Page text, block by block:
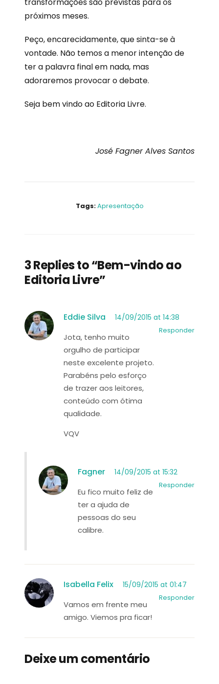
próximos meses.
Peço, encarecidamente, que sinta-se à
vontade. Não temos a menor intenção de
ter a palavra final em nada, mas
adoraremos provocar o debate.
Seja bem vindo ao Editoria Livre.
José Fagner Alves Santos
Tags:Apresentação
3 Replies to “Bem-vindo ao
Editoria Livre”
Eddie Silva 14/09/2015 at 14:38
Responder
Jota, tenho muito
orgulho de participar
neste excelente projeto.
Parabéns pelo esforço
de trazer aos leitores,
conteúdo com ótima
qualidade.
VQV
Fagner 14/09/2015 at 15:32
Responder
Eu fico muito feliz de
ter a ajuda de
pessoas do seu
calibre.
Isabella Felix 15/09/2015 at 01:47
Responder
Vamos em frente meu
amigo. Viemos pra ficar!
Deixe um comentário